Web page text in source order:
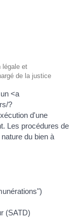
légale et
de la justice
<a
?
d'une
Les procédures de
du bien à
(SATD)